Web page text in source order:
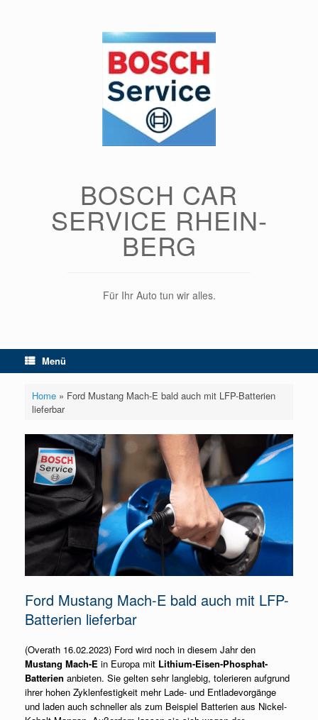
BOSCH CAR
SERVICE RHEIN-
BERG
Für Ihr Auto tun wir alles.
Menü
Home» Ford Mustang Mach-E bald auch mit LFP-Batterien
lieferbar
Ford Mustang Mach-E bald auch mit LFP-
Batterien lieferbar
(Overath 16.02.2023) Ford wird noch in diesem Jahr den
Mustang Mach-E in Europa mit Lithium-Eisen-Phosphat-
Batterien anbieten. Sie gelten sehr langlebig, tolerieren aufgrund
ihrer hohen Zyklenfestigkeit mehr Lade- und Entladevorgänge
und laden auch schneller als zum Beispiel Batterien aus Nickel-